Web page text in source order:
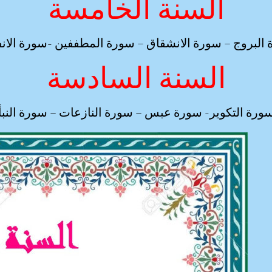
السنة الخامسة
البروج – سورة الانشقاق – سورة المطففين -سورة
السنة السادسة
التكوير- سورة عبس – سورة النازعات – سورة